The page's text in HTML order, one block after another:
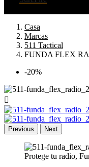
Casa
Marcas
511 Tactical
FUNDA FLEX
-20%

Previous Next
Protege tu radio,